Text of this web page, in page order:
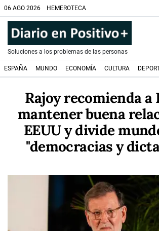
06 AGO 2026 HEMEROTECA
Soluciones a los problemas de las personas
ESPAÑA MUNDO ECONOMÍA CULTURA
Rajoy recomienda a
mantener buena
EEUU y divide
"democracias y